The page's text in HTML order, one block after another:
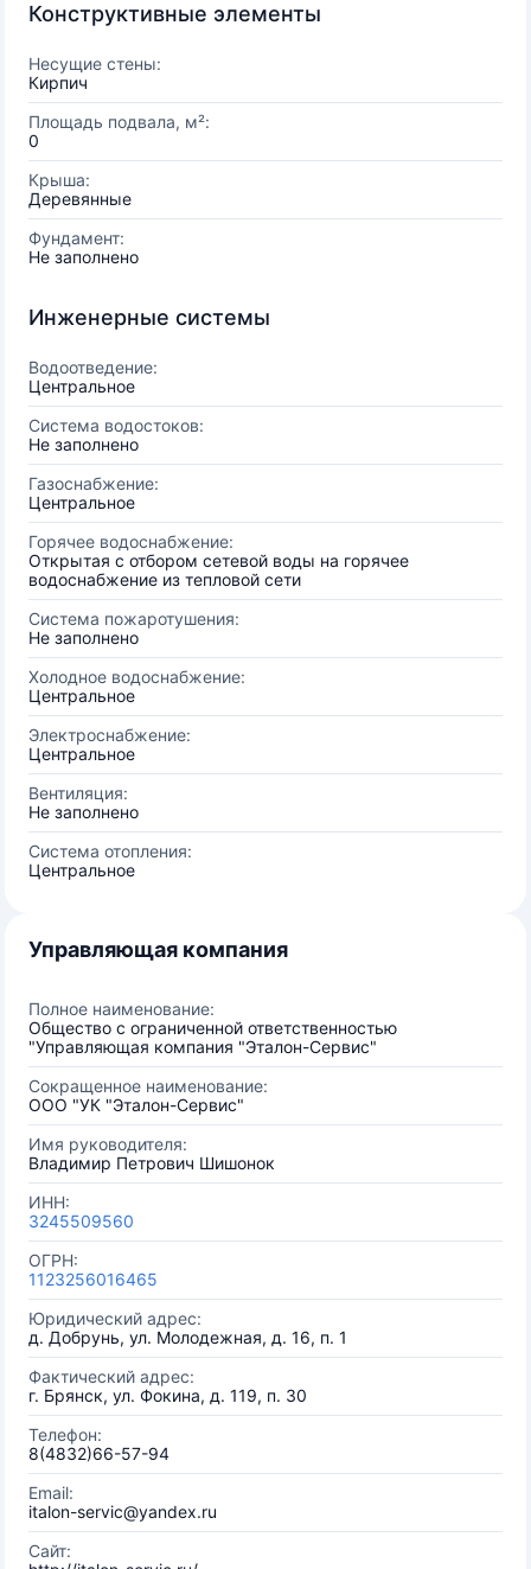
Конструктивные элементы
Несущие стены:
Кирпич
Площадь подвала, м²:
0
Крыша:
Деревянные
Фундамент:
Не заполнено
Инженерные системы
Водоотведение:
Центральное
Система водостоков:
Не заполнено
Газоснабжение:
Центральное
Горячее водоснабжение:
Открытая с отбором сетевой воды на горячее
водоснабжение из тепловой сети
Система пожаротушения:
Не заполнено
Холодное водоснабжение:
Центральное
Электроснабжение:
Центральное
Вентиляция:
Не заполнено
Система отопления:
Центральное
Управляющая компания
Полное наименование:
Общество с ограниченной ответственностью
"Управляющая компания "Эталон-Сервис"
Сокращенное наименование:
ООО "УК "Эталон-Сервис"
Имя руководителя:
Владимир Петрович Шишонок
ИНН:
3245509560
ОГРН:
1123256016465
Юридический адрес:
д. Добрунь, ул. Молодежная, д. 16, п. 1
Фактический адрес:
г. Брянск, ул. Фокина, д. 119, п. 30
Телефон:
8(4832)66-57-94
Email:
italon-servic@yandex.ru
Сайт: